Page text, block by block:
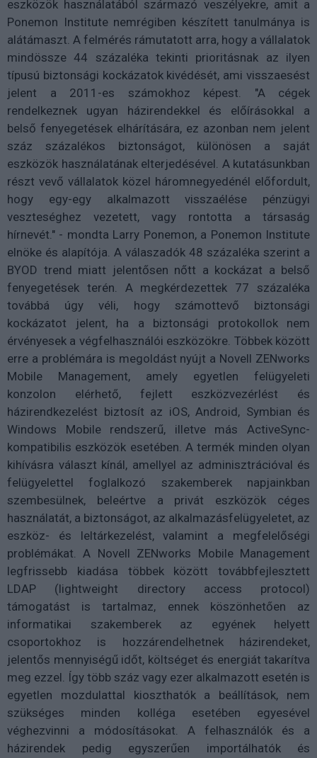
eszközök használatából származó veszélyekre, amit a
Ponemon Institute nemrégiben készített tanulmánya is
alátámaszt. A felmérés rámutatott arra, hogy a vállalatok
mindössze 44 százaléka tekinti prioritásnak az ilyen
típusú biztonsági kockázatok kivédését, ami visszaesést
jelent a 2011-es számokhoz képest. "A cégek
rendelkeznek ugyan házirendekkel és előírásokkal a
belső fenyegetések elhárítására, ez azonban nem jelent
száz százalékos biztonságot, különösen a saját
eszközök használatának elterjedésével. A kutatásunkban
részt vevő vállalatok közel háromnegyedénél előfordult,
hogy egy-egy alkalmazott visszaélése pénzügyi
veszteséghez vezetett, vagy rontotta a társaság
hírnevét." - mondta Larry Ponemon, a Ponemon Institute
elnöke és alapítója. A válaszadók 48 százaléka szerint a
BYOD trend miatt jelentősen nőtt a kockázat a belső
fenyegetések terén. A megkérdezettek 77 százaléka
továbbá úgy véli, hogy számottevő biztonsági
kockázatot jelent, ha a biztonsági protokollok nem
érvényesek a végfelhasználói eszközökre. Többek között
erre a problémára is megoldást nyújt a Novell ZENworks
Mobile Management, amely egyetlen felügyeleti
konzolon elérhető, fejlett eszközvezérlést és
házirendkezelést biztosít az iOS, Android, Symbian és
Windows Mobile rendszerű, illetve más ActiveSync-
kompatibilis eszközök esetében. A termék minden olyan
kihívásra választ kínál, amellyel az adminisztrációval és
felügyelettel foglalkozó szakemberek napjainkban
szembesülnek, beleértve a privát eszközök céges
használatát, a biztonságot, az alkalmazásfelügyeletet, az
eszköz- és leltárkezelést, valamint a megfelelőségi
problémákat. A Novell ZENworks Mobile Management
legfrissebb kiadása többek között továbbfejlesztett
LDAP (lightweight directory access protocol)
támogatást is tartalmaz, ennek köszönhetően az
informatikai szakemberek az egyének helyett
csoportokhoz is hozzárendelhetnek házirendeket,
jelentős mennyiségű időt, költséget és energiát takarítva
meg ezzel. Így több száz vagy ezer alkalmazott esetén is
egyetlen mozdulattal kioszthatók a beállítások, nem
szükséges minden kolléga esetében egyesével
véghezvinni a módosításokat. A felhasználók és a
házirendek pedig egyszerűen importálhatók és